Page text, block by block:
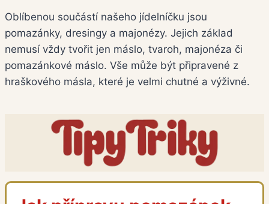
Oblíbenou součástí našeho jídelníčku jsou
pomazánky, dresingy a majonézy. Jejich základ
nemusí vždy tvořit jen máslo, tvaroh, majonéza či
pomazánkové máslo. Vše může být připravené z
hraškového másla, které je velmi chutné a výživné.